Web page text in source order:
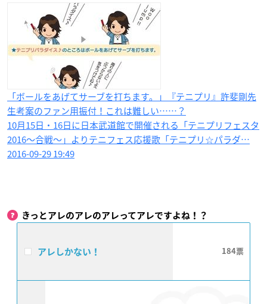
「ボールをあげてサーブを打ちます。」『テニプリ』許斐剛先
生考案のファン用振付！これは難しい……？
10月15日・16日に日本武道館で開催される「テニプリフェスタ
2016〜合戦〜」よりテニフェス応援歌「テニプリ☆パラダ…
2016-09-29 19:49
きっとアレのアレのアレってアレですよね！？
アレしかない！ 184